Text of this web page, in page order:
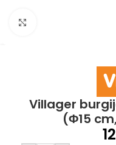
Villager
(Φ15